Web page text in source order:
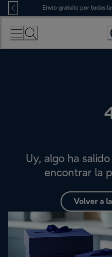
Skip
to
Content
Envío gratuito por todas
Uy, algo ha
encontrar la
Volver a